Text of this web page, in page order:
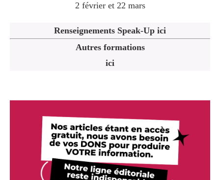
2 février et 22 mars
Renseignements Speak-Up ici
Autres formations
ici